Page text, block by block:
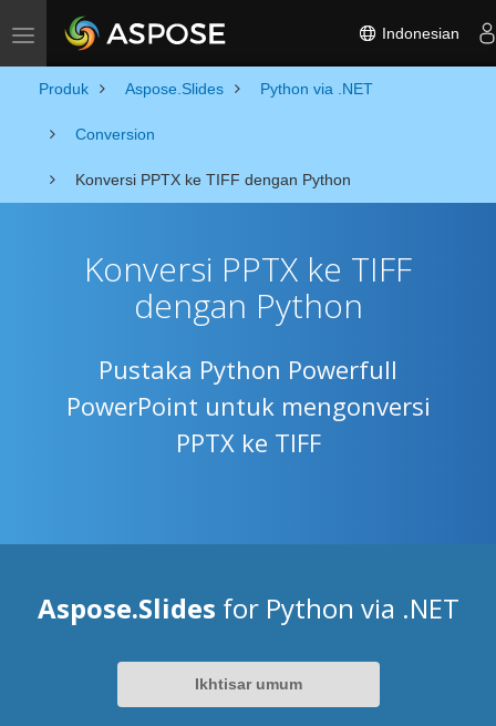
Toggle navigation Indonesian
Produk Aspose.Slides Python via .NET
Conversion
Konversi PPTX ke TIFF dengan Python
Konversi PPTX ke TIFF
dengan Python
Pustaka Python Powerfull
PowerPoint untuk mengonversi
PPTX ke TIFF
Aspose.Slides for Python via .NET
Ikhtisar umum